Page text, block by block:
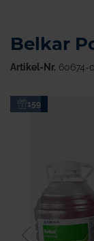
Zum159
Belkar
Artikel-Nr. 60674-